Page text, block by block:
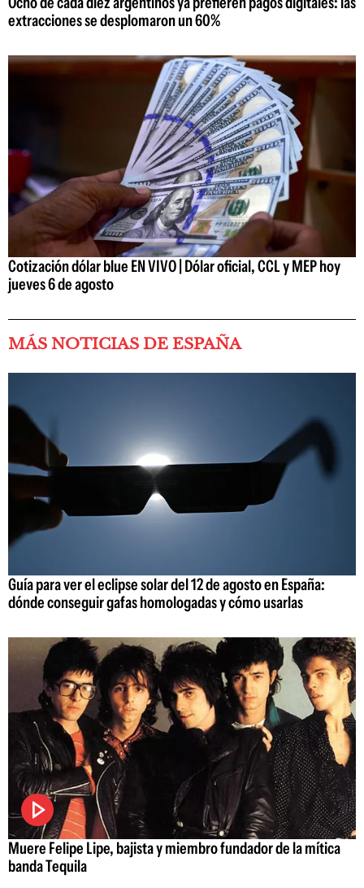
extracciones se desplomaron un 60%
Cotización dólar blue EN VIVO | Dólar oficial, CCL y MEP hoy
jueves 6 de agosto
MÁS NOTICIAS DE ESPAÑA
Guía para ver el eclipse solar del 12 de agosto en España:
dónde conseguir gafas homologadas y cómo usarlas
Muere Felipe Lipe, bajista y miembro fundador de la mítica
banda Tequila